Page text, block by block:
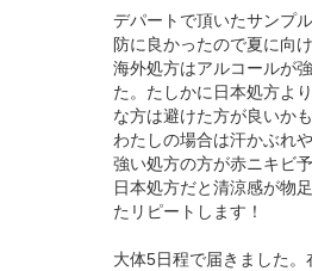
デパートで頂いたサンプ
防に良かったので夏に向
海外処方はアルコールが
た。たしかに日本処方よ
な方は避けた方が良いか
わたしの場合は汗かぶれ
強い処方の方が赤ニキビ
日本処方だと清涼感が物
たリピートします！
大体5日程で届きました。